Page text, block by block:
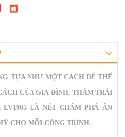
TỰA NHƯ MỘT CÁCH ĐỂ THỂ
CỦA GIA ĐÌNH. THẢM TRẢI
LÀ NÉT CHẤM PHÁ ẤN
CHO MỖI CÔNG TRÌNH.